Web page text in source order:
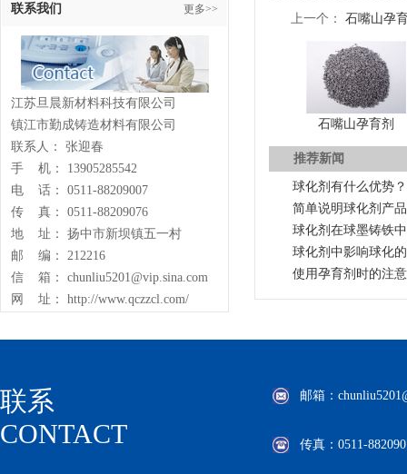
联系我们 更多>>
江苏旦晨新材料科技有限公司
镇江市勤成铸造材料有限公司
联系人： 张迎春
手 机： 13905285542
电 话： 0511-88209007
传 真： 0511-88209076
地 址： 扬中市新坝镇五一村
邮 编： 212216
信 箱： chunliu5201@vip.sina.com
网 址： http://www.qczzcl.com/
上一个： 石嘴山孕
石嘴山孕育剂
推荐新闻
球化剂有什么优势？
简单说明球化剂产
球化剂在球墨铸铁
球化剂中影响球化
使用孕育剂时的注
联系
CONTACT
邮箱：
传真：0511-